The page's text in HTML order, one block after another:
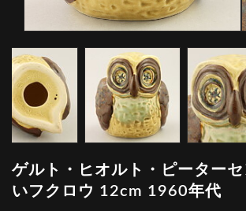
ゲルト・ヒオルト・ピーター
いフクロウ 12cm 1960年代